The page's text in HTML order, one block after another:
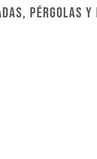
pérgolas y